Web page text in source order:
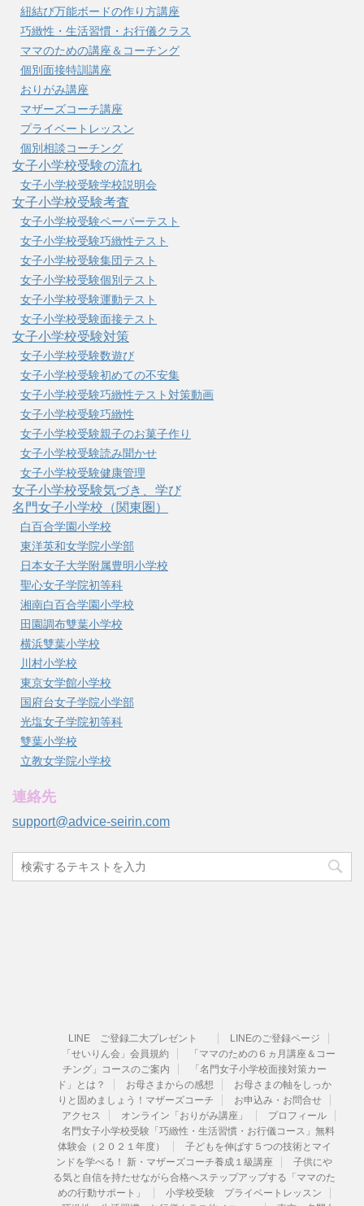
紐結び万能ボードの作り方講座
巧緻性・生活習慣・お行儀クラス
ママのための講座＆コーチング
個別面接特訓講座
おりがみ講座
マザーズコーチ講座
プライベートレッスン
個別相談コーチング
女子小学校受験の流れ
女子小学校受験学校説明会
女子小学校受験考査
女子小学校受験ペーパーテスト
女子小学校受験巧緻性テスト
女子小学校受験集団テスト
女子小学校受験個別テスト
女子小学校受験運動テスト
女子小学校受験面接テスト
女子小学校受験対策
女子小学校受験数遊び
女子小学校受験初めての不安集
女子小学校受験巧緻性テスト対策動画
女子小学校受験巧緻性
女子小学校受験親子のお菓子作り
女子小学校受験読み聞かせ
女子小学校受験健康管理
女子小学校受験気づき、学び
名門女子小学校（関東圏）
白百合学園小学校
東洋英和女学院小学部
日本女子大学附属豊明小学校
聖心女子学院初等科
湘南白百合学園小学校
田園調布雙葉小学校
横浜雙葉小学校
川村小学校
東京女学館小学校
国府台女子学院小学部
光塩女子学院初等科
雙葉小学校
立教女学院小学校
連絡先
support@advice-seirin.com
LINE ご登録二大プレゼント
LINEのご登録ページ
「せいりん会」会員規約
「ママのための６ヵ月講座＆コー
チング」コースのご案内
「名門女子小学校面接対策カー
ド」とは？
お母さまからの感想
お母さまの軸をしっか
りと固めましょう！マザーズコーチ
お申込み・お問合せ
アクセス
オンライン「おりがみ講座」
プロフィール
名門女子小学校受験「巧緻性・生活習慣・お行儀コース」無料
体験会（２０２１年度）
子どもを伸ばす５つの技術とマイ
ンドを学べる！ 新・マザーズコーチ養成１級講座
子供にや
る気と自信を持たせながら合格へステップアップする「ママのた
めの行動サポート」
小学校受験 プライベートレッスン